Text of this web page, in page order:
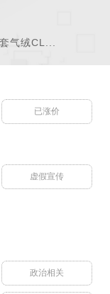
气绒CL...
已涨价
虚假宣传
政治相关